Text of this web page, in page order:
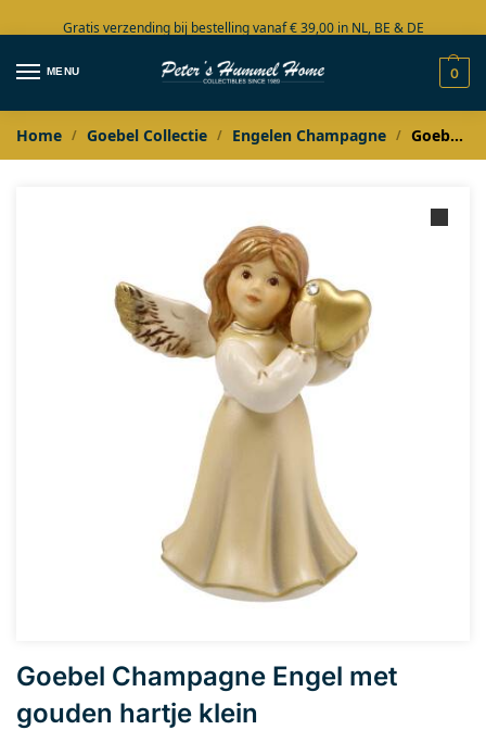
Gratis verzending bij bestelling vanaf € 39,00 in NL, BE & DE
Grote collectie in voorraad
MENU 0
Home / Goebel Collectie / Engelen Champagne / Goebel Champagne Engel met gouden hartje klein
Goebel Champagne Engel met
gouden hartje klein